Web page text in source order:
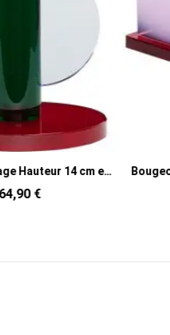
Bougeoir vintage Hauteur 14 cm en Verre Vert foncé Rouge Jaune Astro
64,90 €